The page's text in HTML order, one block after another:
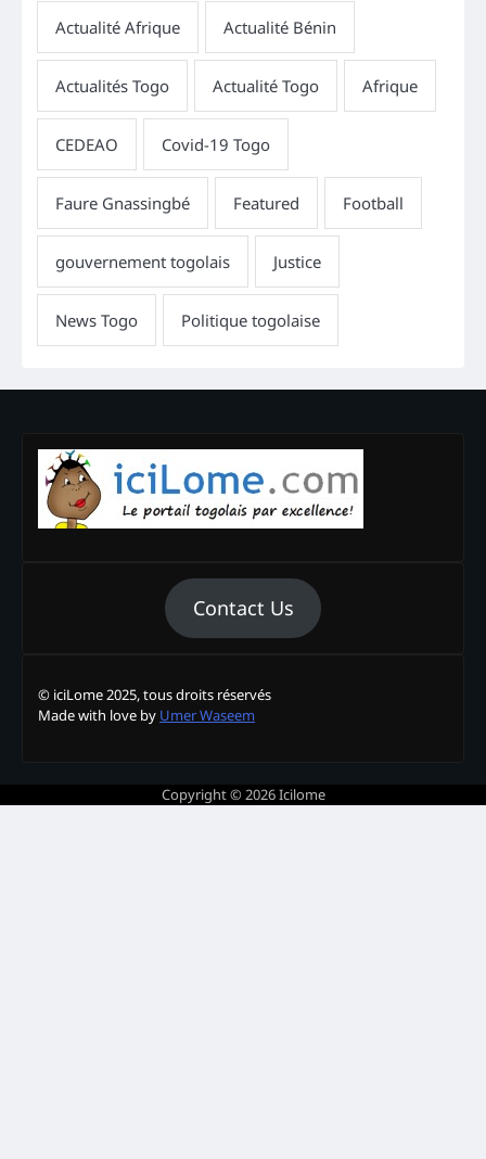
Contact Us
© iciLome 2025, tous droits réservés
Made with love by Umer Waseem
Copyright © 2026Icilome